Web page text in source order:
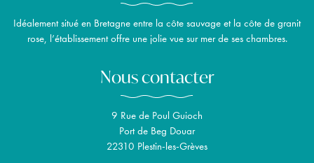
Idéalement situé en Bretagne entre la côte sauvage et la côte de granit
rose, l’établissement offre une jolie vue sur mer de ses chambres.
Nous contacter
9 Rue de Poul Guioch
Port de Beg Douar
22310 Plestin-les-Grèves